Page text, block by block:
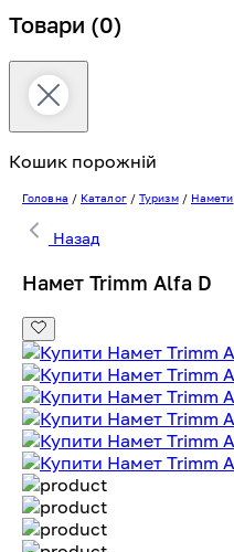
Товари (0)
Кошик порожній
Головна / Каталог/Туризм/ Намети
Назад
Намет Trimm Alfa D